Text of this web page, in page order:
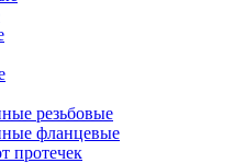
резьбовые
фланцевые